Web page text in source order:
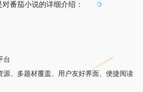
番茄小说的详细介绍：
台
源、多题材覆盖、用户友好界面、便捷阅读